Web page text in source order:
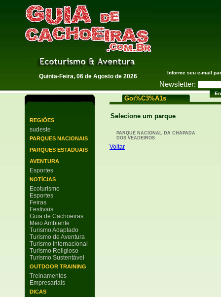
Guia de Cachoeiras
Quinta-Feira, 06 de Agosto de 2026
Informe seu e-mail
Newsletter:
REGIÕES
sudeste
PARQUES NACIONAIS
PARQUES ESTADUAIS
AVENTURA
Esportes
NOTÍCIAS
Ecoturismo
Esportes
Feiras
Festivais
Guia de Cachoeiras
Meio Ambiente
Turismo Adaptado
Turismo de Aventura
Turismo Internacional
Turismo Religioso
Turismo Sustentável
OUTDOOR TRAINING
Treinamentos
Empresariais
DICAS
Goi%C3%A1s
Selecione um parque
PARQUE NACIONAL DA CHAPADA
DOS VEADEIROS
Voltar